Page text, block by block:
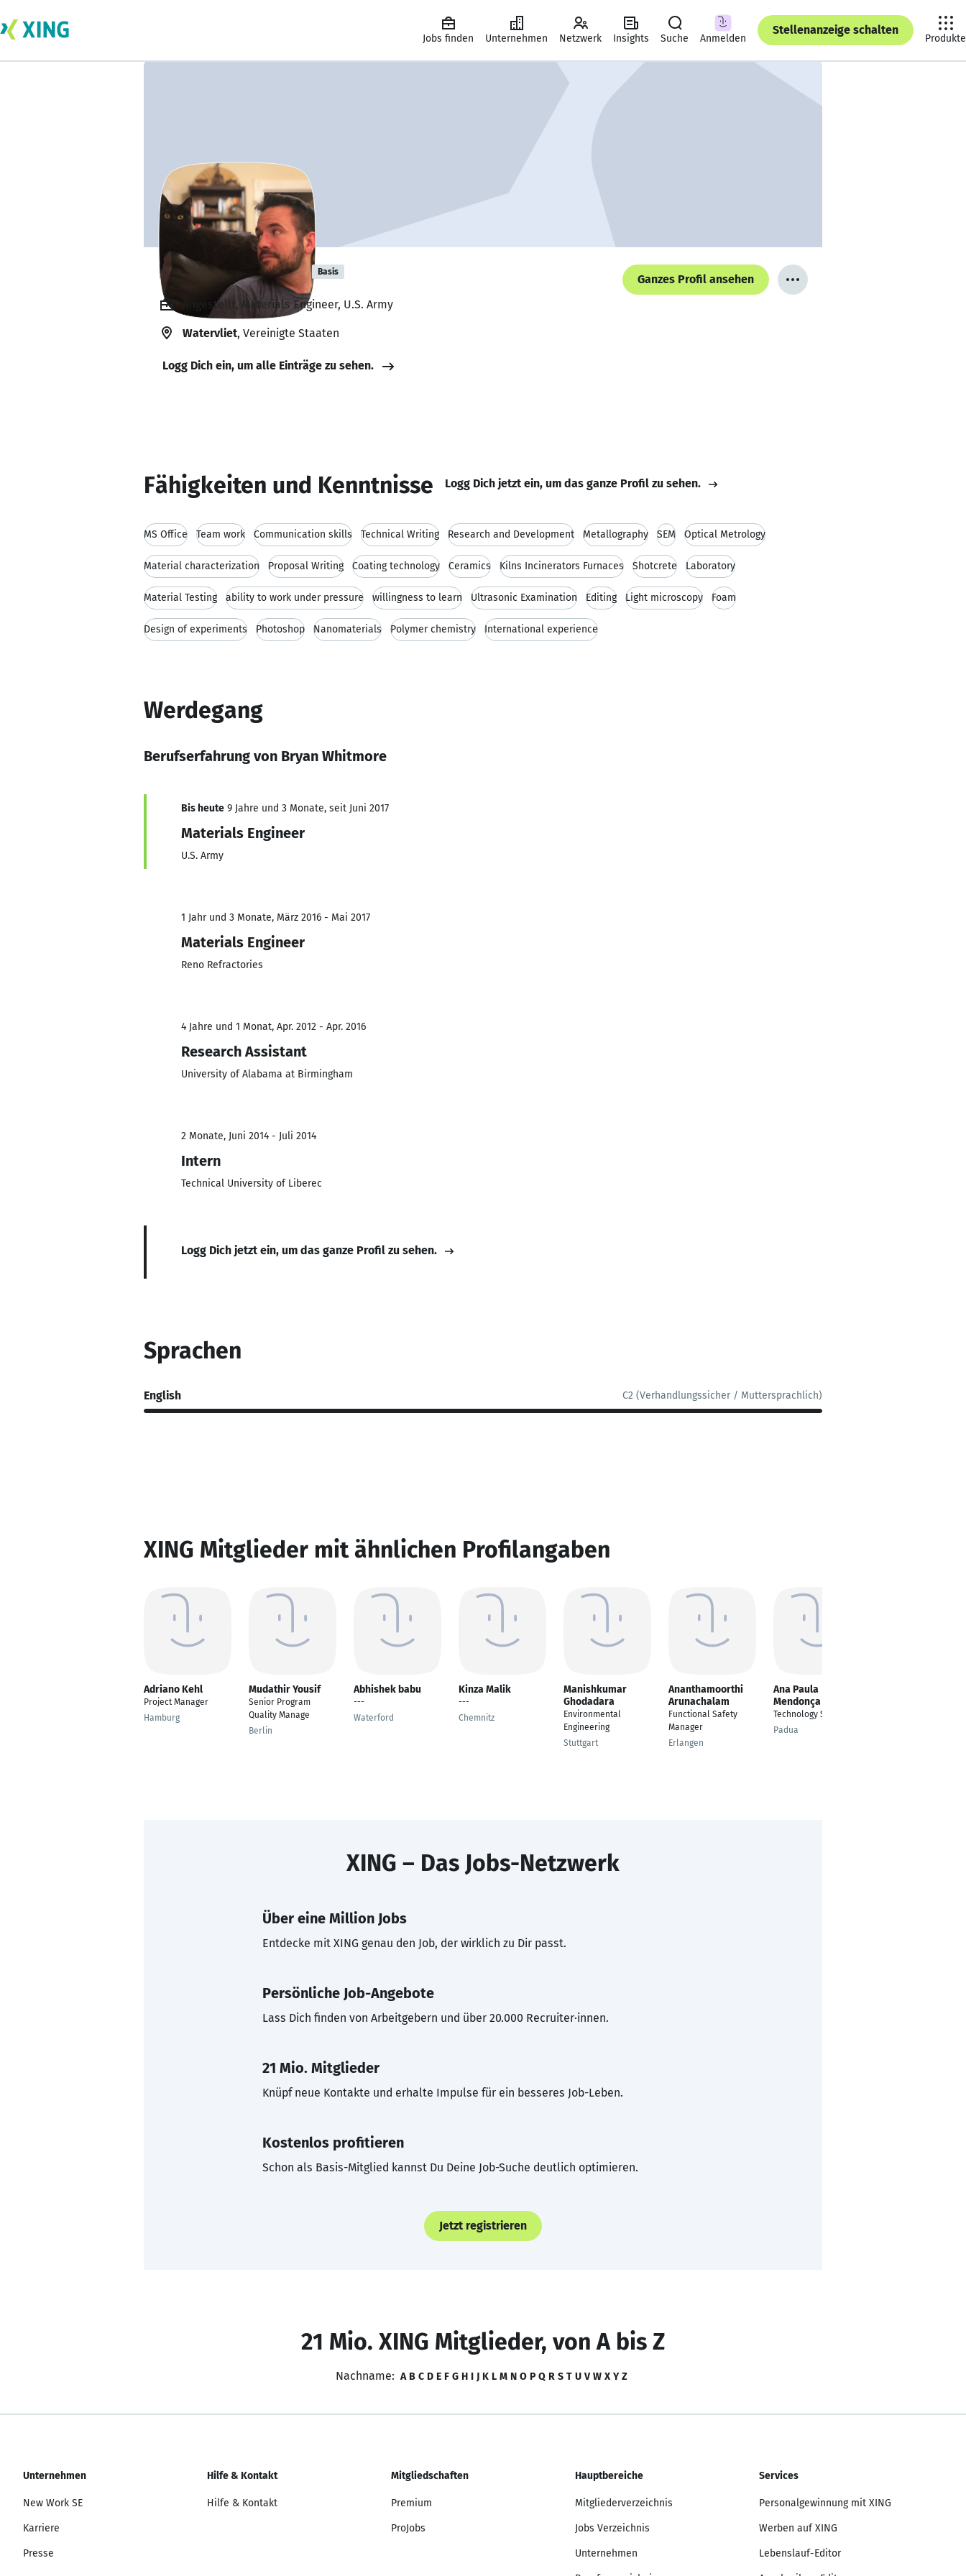
Jobs finden Unternehmen Netzwerk Insights Suche Anmelden
Stellenanzeige schalten
Produkte
Bryan Whitmore Basis
Ganzes Profil ansehen
Angestellt, Materials Engineer, U.S. Army
Watervliet, Vereinigte Staaten
Logg Dich ein, um alle Einträge zu sehen.
Fähigkeiten und Kenntnisse Logg Dich jetzt ein, um das ganze Profil zu sehen.
MS Office Team work Communication skills Technical Writing Research and Development Metallography SEM Optical Metrology
Material characterization Proposal Writing Coating technology Ceramics Kilns Incinerators Furnaces Shotcrete Laboratory
Material Testing ability to work under pressure willingness to learn Ultrasonic Examination Editing Light microscopy Foam
Design of experiments Photoshop Nanomaterials Polymer chemistry International experience
Werdegang
Berufserfahrung von Bryan Whitmore
Bis heute 9 Jahre und 3 Monate, seit Juni 2017
Materials Engineer
U.S. Army
1 Jahr und 3 Monate, März 2016 - Mai 2017
Materials Engineer
Reno Refractories
4 Jahre und 1 Monat, Apr. 2012 - Apr. 2016
Research Assistant
University of Alabama at Birmingham
2 Monate, Juni 2014 - Juli 2014
Intern
Technical University of Liberec
Logg Dich jetzt ein, um das ganze Profil zu sehen.
Sprachen
English C2 (Verhandlungssicher / Muttersprachlich)
XING Mitglieder mit ähnlichen Profilangaben
Adriano Kehl
Project Manager
Hamburg
Mudathir Yousif
Senior Program
Quality Manage
Berlin
Abhishek babu
---
Waterford
Kinza Malik
---
Chemnitz
Manishkumar
Ghodadara
Environmental
Engineering
Stuttgart
Ananthamoorthi
Arunachalam
Functional Safety
Manager
Erlangen
Ana Paula
Mendonça
Technology Specialist
Padua
XING – Das Jobs-Netzwerk
Über eine Million Jobs
Entdecke mit XING genau den Job, der wirklich zu Dir passt.
Persönliche Job-Angebote
Lass Dich finden von Arbeitgebern und über 20.000 Recruiter·innen.
21 Mio. Mitglieder
Knüpf neue Kontakte und erhalte Impulse für ein besseres Job-Leben.
Kostenlos profitieren
Schon als Basis-Mitglied kannst Du Deine Job-Suche deutlich optimieren.
Jetzt registrieren
21 Mio. XING Mitglieder, von A bis Z
Nachname: A B C D E F G H I J K L M N O P Q R S T U V W X Y Z
Unternehmen
New Work SE
Karriere
Presse
Hilfe & Kontakt
Hilfe & Kontakt
Mitgliedschaften
Premium
ProJobs
Hauptbereiche
Mitgliederverzeichnis
Jobs Verzeichnis
Unternehmen
Services
Personalgewinnung mit XING
Werben auf XING
Lebenslauf-Editor